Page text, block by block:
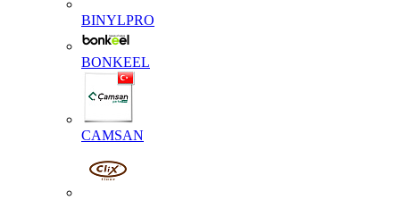
BINYLPRO
BONKEEL
CAMSAN